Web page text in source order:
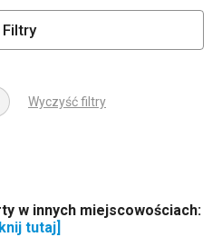
Filtry
Wyczyść filtry
w innych miejscowościach:
tutaj]